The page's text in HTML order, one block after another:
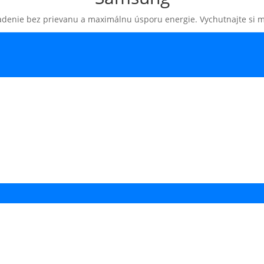
bez prievanu a maximálnu úsporu energie. Vychutnajte si